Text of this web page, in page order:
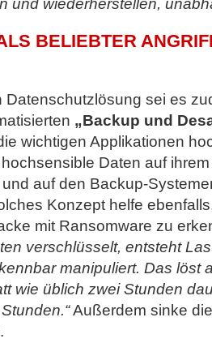
und wiederherstellen,
BELIEBTER
Datenschutzlösung sei es
„Backup und
wichtigen Applikationen
Daten auf
auf den Backup-
Konzept helfe
mit Ransomware zu
verschlüsselt, entsteht
manipuliert. Das löst
wie üblich zwei Stunden
Außerdem sinke